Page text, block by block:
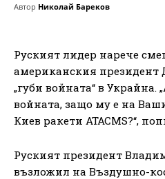
Автор Николай Бареков
Руският лидер нарече
американския президент
„губи войната“ в Украйна.
войната, защо му е на
Киев ракети ATACMS?“,
Руският президент
възложил на Въздушно-